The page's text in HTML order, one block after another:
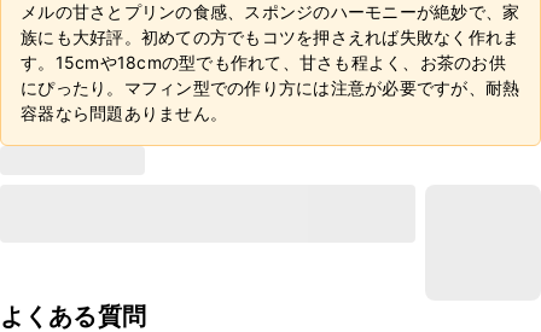
メルの甘さとプリンの食感、スポンジのハーモニーが絶妙で、家
族にも大好評。初めての方でもコツを押さえれば失敗なく作れま
す。15cmや18cmの型でも作れて、甘さも程よく、お茶のお供
にぴったり。マフィン型での作り方には注意が必要ですが、耐熱
容器なら問題ありません。
よくある質問